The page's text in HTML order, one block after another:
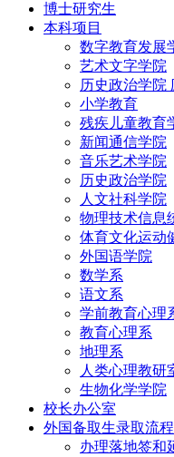
博士研究生
本科项目
数字教育发展
艺术文字学院
历史政治学院
小学教育
残疾儿童教育
新闻通信学院
音乐艺术学院
历史政治学院
人文社科学院
物理技术信息
体育文化运动
外国语学院
数学系
语文系
学前教育心理
教育心理系
地理系
人类心理教研
生物化学学院
校长办公室
外国备取生录取流程
办理落地签和